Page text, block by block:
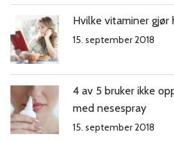
Hvilke vitaminer gjør
15. september 2018
4 av 5 bruker ikke
med nesespray
15. september 2018